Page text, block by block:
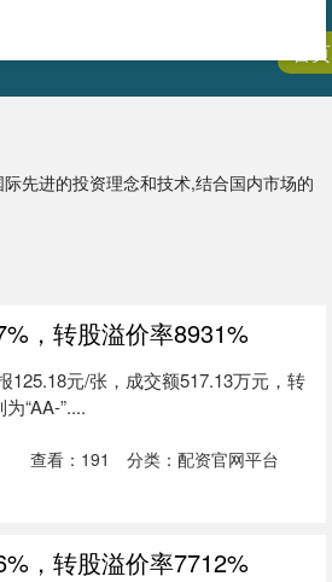
首页
先进的投资理念和技术,结合国内市场的
，转股溢价率8931%
125.18元/张，成交额517.13万元，转
“AA-”....
查看： 191 分类：配资官网平台
，转股溢价率7712%